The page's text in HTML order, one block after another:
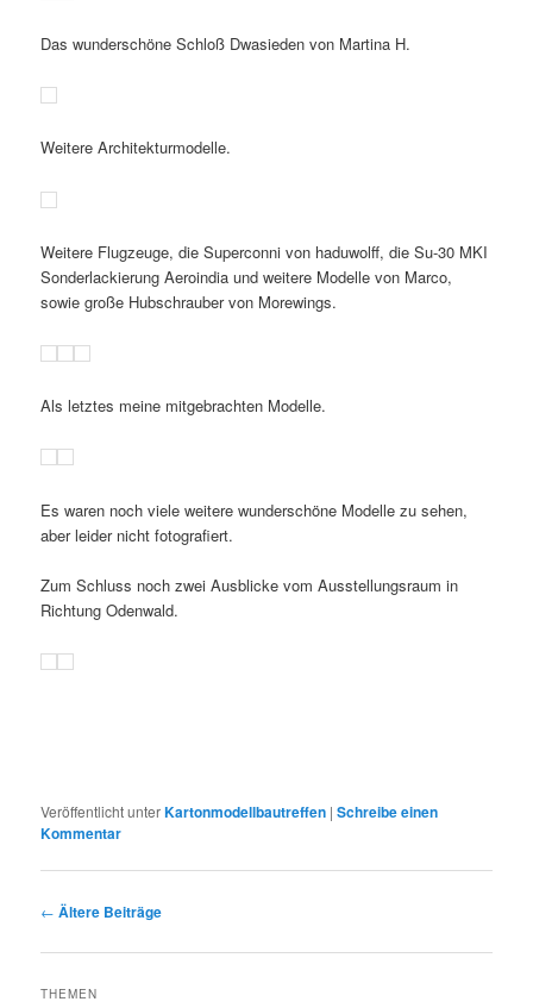
Das wunderschöne Schloß Dwasieden von Martina H.
Weitere Architekturmodelle.
Weitere Flugzeuge, die Superconni von haduwolff, die Su-30 MKI
Sonderlackierung Aeroindia und weitere Modelle von Marco,
sowie große Hubschrauber von Morewings.
Als letztes meine mitgebrachten Modelle.
Es waren noch viele weitere wunderschöne Modelle zu sehen,
aber leider nicht fotografiert.
Zum Schluss noch zwei Ausblicke vom Ausstellungsraum in
Richtung Odenwald.
Veröffentlicht unterKartonmodellbautreffen |Schreibe einen
Kommentar
Beitragsnavigation
← Ältere Beiträge
THEMEN